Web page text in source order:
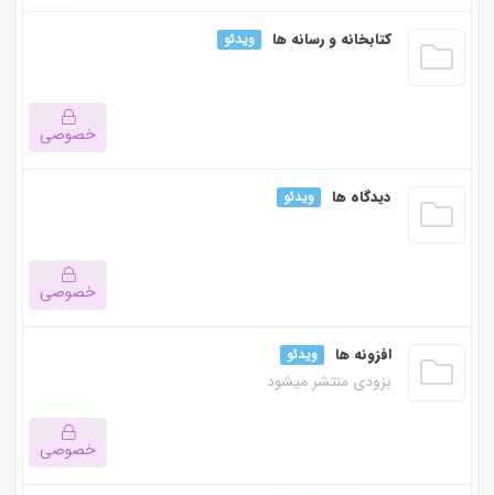
این بخش خصوصی می باشد. برای دسترسی کامل به دروس این
کتابخانه و رسانه ها ویدئو
خصوصی
این بخش خصوصی می باشد. برای دسترسی کامل به دروس این
دیدگاه ها ویدئو
خصوصی
این بخش خصوصی می باشد. برای دسترسی کامل به دروس این
دوره باید این دوره را خریداری نمایید.
افزونه ها ویدئو
بزودی منتشر میشود
خصوصی